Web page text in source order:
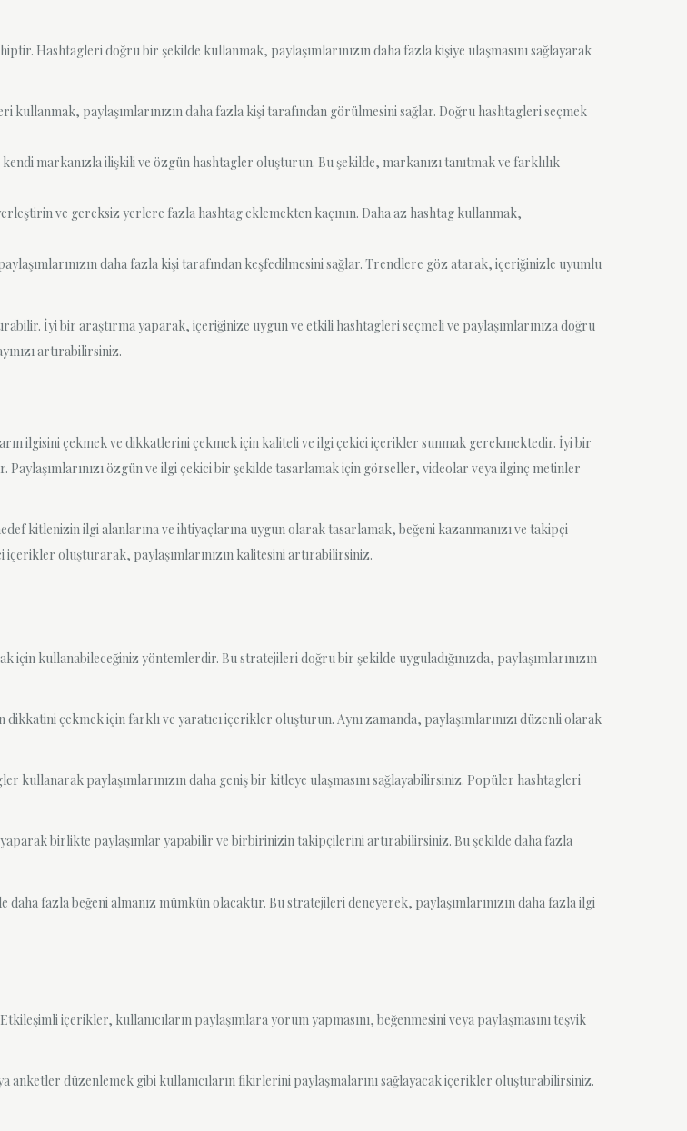
Hashtagleri doğru bir şekilde kullanmak, paylaşımlarınızın daha fazla kişiye ulaşmasını sağlayarak
paylaşımlarınızın daha fazla kişi tarafından görülmesini sağlar. Doğru hashtagleri seçmek
markanızla ilişkili ve özgün hashtagler oluşturun. Bu şekilde, markanızı tanıtmak ve farklılık
ve gereksiz yerlere fazla hashtag eklemekten kaçının. Daha az hashtag kullanmak,
daha fazla kişi tarafından keşfedilmesini sağlar. Trendlere göz atarak, içeriğinizle uyumlu
İyi bir araştırma yaparak, içeriğinize uygun ve etkili hashtagleri seçmeli ve paylaşımlarınıza doğru
artırabilirsiniz.
ilgisini çekmek ve dikkatlerini çekmek için kaliteli ve ilgi çekici içerikler sunmak gerekmektedir. İyi bir
Paylaşımlarınızı özgün ve ilgi çekici bir şekilde tasarlamak için görseller, videolar veya ilginç metinler
kitlenizin ilgi alanlarına ve ihtiyaçlarına uygun olarak tasarlamak, beğeni kazanmanızı ve takipçi
içerikler oluşturarak, paylaşımlarınızın kalitesini artırabilirsiniz.
için kullanabileceğiniz yöntemlerdir. Bu stratejileri doğru bir şekilde uyguladığınızda, paylaşımlarınızın
çekmek için farklı ve yaratıcı içerikler oluşturun. Aynı zamanda, paylaşımlarınızı düzenli olarak
kullanarak paylaşımlarınızın daha geniş bir kitleye ulaşmasını sağlayabilirsiniz. Popüler hashtagleri
birlikte paylaşımlar yapabilir ve birbirinizin takipçilerini artırabilirsiniz. Bu şekilde daha fazla
fazla beğeni almanız mümkün olacaktır. Bu stratejileri deneyerek, paylaşımlarınızın daha fazla ilgi
içerikler, kullanıcıların paylaşımlara yorum yapmasını, beğenmesini veya paylaşmasını teşvik
düzenlemek gibi kullanıcıların fikirlerini paylaşmalarını sağlayacak içerikler oluşturabilirsiniz.